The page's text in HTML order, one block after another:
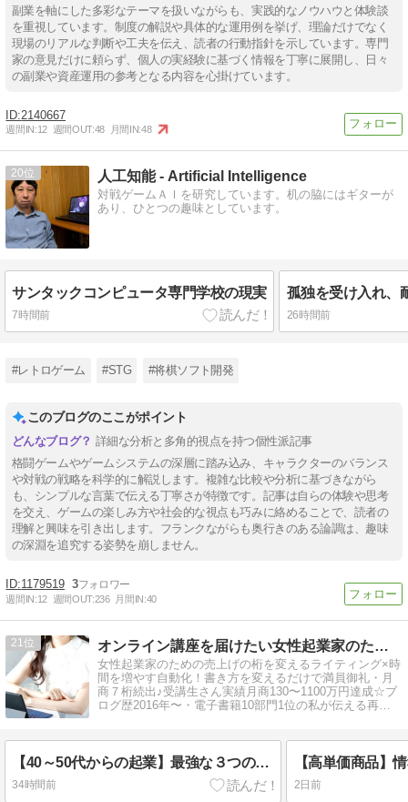
副業を軸にした多彩なテーマを扱いながらも、実践的なノウハウと体験談
を重視しています。制度の解説や具体的な運用例を挙げ、理論だけでなく
現場のリアルな判断や工夫を伝え、読者の行動指針を示しています。専門
家の意見だけに頼らず、個人の実経験に基づく情報を丁寧に展開し、日々
の副業や資産運用の参考となる内容を心掛けています。
2140667
週間IN:12 週間OUT:48 月間IN:48
20 人工知能 - Artificial Intelligence
対戦ゲームＡＩを研究しています。机の脇にはギターが
あり、ひとつの趣味としています。
サンタックコンピュータ専門学校の現実
7時間前 26時間前
#レトロゲーム #STG #将棋ソフト開発
このブログのここがポイント
詳細な分析と多角的視点を持つ個性派記事
格闘ゲームやゲームシステムの深層に踏み込み、キャラクターのバランス
や対戦の戦略を科学的に解説します。複雑な比較や分析に基づきながら
も、シンプルな言葉で伝える丁寧さが特徴です。記事は自らの体験や思考
を交え、ゲームの楽しみ方や社会的な視点も巧みに絡めることで、読者の
理解と興味を引き出します。フランクながらも奥行きのある論調は、趣味
の深淵を追究する姿勢を崩しません。
1179519 3
週間IN:12 週間OUT:236 月間IN:40
21 オンライン講座を届けたい女性起業家のための売れる発信×自動化
女性起業家のための売上げの桁を変えるライティング×時
間を増やす自動化！書き方を変えるだけで満員御礼・月
商７桁続出♪受講生さん実績月商130〜1100万円達成☆ブ
ログ歴2016年〜・電子書籍10部門1位の私が伝える再現
【40～50代からの起業】最強な３つの理由
34時間前 2日前